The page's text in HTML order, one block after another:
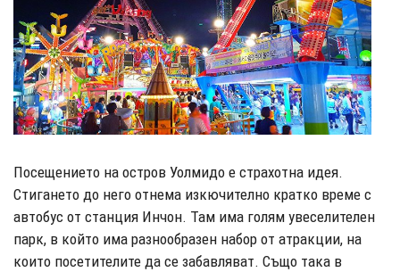
Посещението на остров Уолмидо е страхотна идея.
Стигането до него отнема изкючително кратко време с
автобус от станция Инчон. Там има голям увеселителен
парк, в който има разнообразен набор от атракции, на
които посетителите да се забавляват. Също така в